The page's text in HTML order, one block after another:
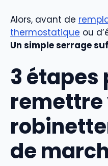
Alors, avant de
thermostatique ou
Un simple serrage
3 étapes
remettre
de